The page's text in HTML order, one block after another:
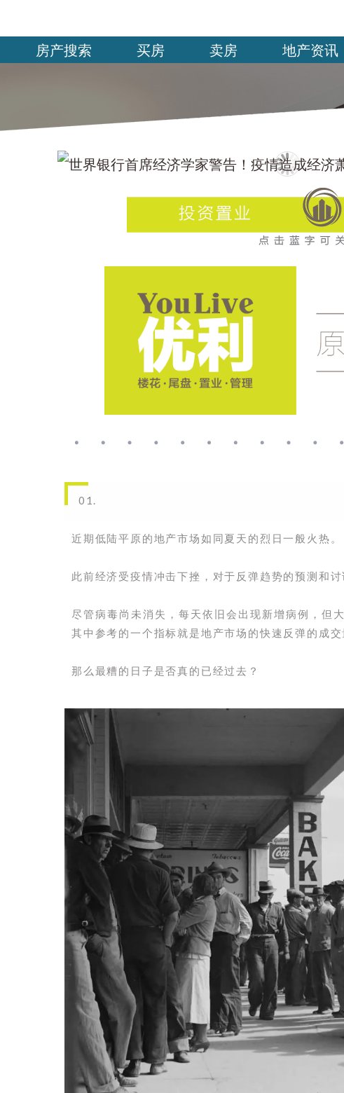
房产搜索 买房 卖房 地产资讯
01.
近期低陆平原的地产市场如同夏天的烈日一般火热。
此前经济受疫情冲击下挫，对于反弹趋势的预测和
尽管病毒尚未消失，每天依旧会出现新增病例，但
其中参考的一个指标就是地产市场的快速反弹的成
那么最糟的日子是否真的已经过去？